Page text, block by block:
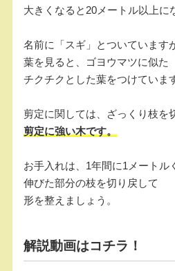
大きくなると20メートル以上に
名前に「スギ」とついています
葉を見ると、ゴヨウマツに似た
チクチクとした葉をつけていま
剪定に関しては、ざっくり枝を
剪定に強い木です。
お手入れは、1年間に1メートル
伸びた部分の枝を切り戻して
形を整えましょう。
解説動画はコチラ！